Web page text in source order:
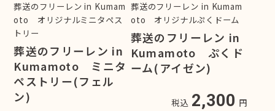
葬送のフリーレン in Kumam
oto オリジナルミニタペス
トリー
葬送のフリーレン in
Kumamoto ミニタ
ペストリー(フェル
ン)
葬送のフリーレン in Kumam
oto オリジナルぷくドーム
葬送のフリーレン in
Kumamoto ぷくド
ーム(アイゼン)
税込 2,300 円